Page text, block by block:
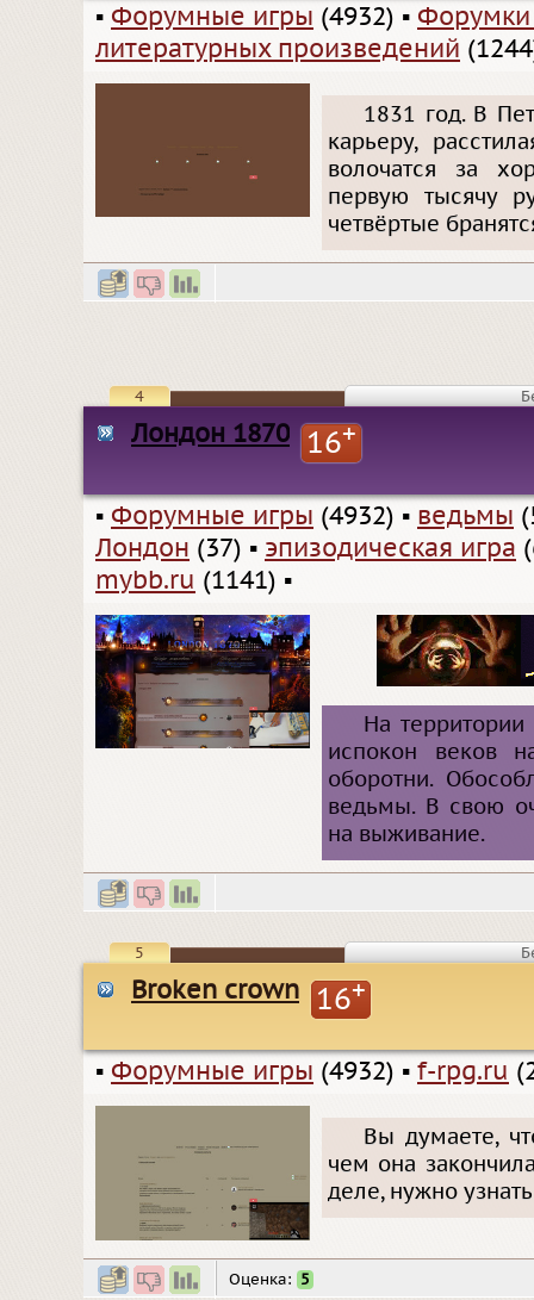
▪ Форумные игры (4932) ▪
литературных произведений
1831 год. В
карьеру,
волочатся за
первую тысячу
четвёртые
4
Лондон 1870 16+
▪ Форумные игры (4932) ▪ ведьмы
Лондон (37) ▪ эпизодическая игра
mybb.ru (1141) ▪
На
испокон веков
оборотни.
ведьмы. В свою
на выживание.
5
Broken crown 16+
▪ Форумные игры (4932) ▪ f-rpg.ru
Вы думаете,
чем она
деле, нужно
Оценка: 5